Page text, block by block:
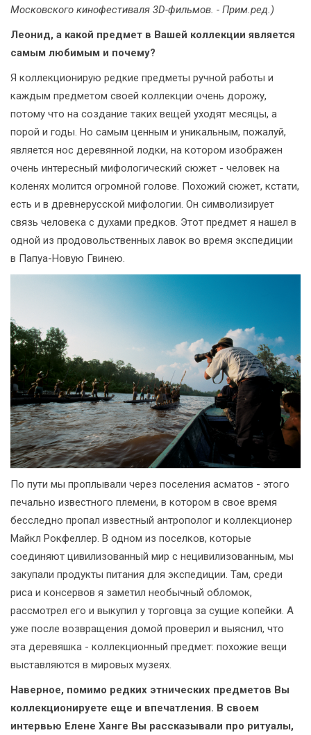
Московского кинофестиваля 3D-фильмов. - Прим.ред.)
Леонид, а какой предмет в Вашей коллекции является
самым любимым и почему?
Я коллекционирую редкие предметы ручной работы и
каждым предметом своей коллекции очень дорожу,
потому что на создание таких вещей уходят месяцы, а
порой и годы. Но самым ценным и уникальным, пожалуй,
является нос деревянной лодки, на котором изображен
очень интересный мифологический сюжет - человек на
коленях молится огромной голове. Похожий сюжет, кстати,
есть и в древнерусской мифологии. Он символизирует
связь человека с духами предков. Этот предмет я нашел в
одной из продовольственных лавок во время экспедиции
в Папуа-Новую Гвинею.
По пути мы проплывали через поселения асматов - этого
печально известного племени, в котором в свое время
бесследно пропал известный антрополог и коллекционер
Майкл Рокфеллер. В одном из поселков, которые
соединяют цивилизованный мир с нецивилизованным, мы
закупали продукты питания для экспедиции. Там, среди
риса и консервов я заметил необычный обломок,
рассмотрел его и выкупил у торговца за сущие копейки. А
уже после возвращения домой проверил и выяснил, что
эта деревяшка - коллекционный предмет: похожие вещи
выставляются в мировых музеях.
Наверное, помимо редких этнических предметов Вы
коллекционируете еще и впечатления. В своем
интервью Елене Ханге Вы рассказывали про ритуалы,